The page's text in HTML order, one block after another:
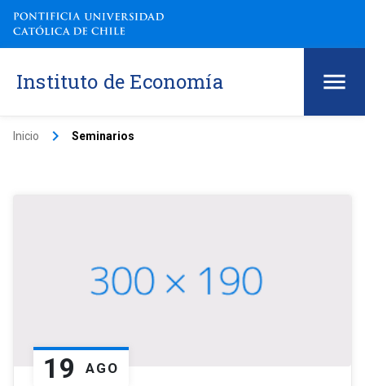
Instituto de Economía
Inicio keyboard_arrow_right Seminarios
19 AGO